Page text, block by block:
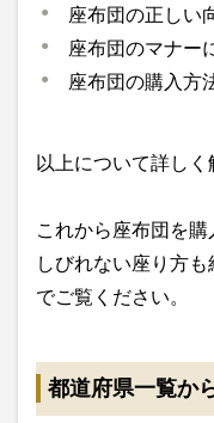
座布団の正しい
座布団のマナー
座布団の購入方
以上について詳しく
これから座布団を
しびれない座り方
でご覧ください。
都道府県一覧か